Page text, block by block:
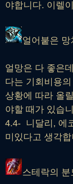
야합니다. 이렐
얼어붙은 망
얼망은 다 좋은
다는 기회비용
상황에 따라 올
야할 때가 있습
4.4- 니달리, 에
미있다고 생각
스테락의 분